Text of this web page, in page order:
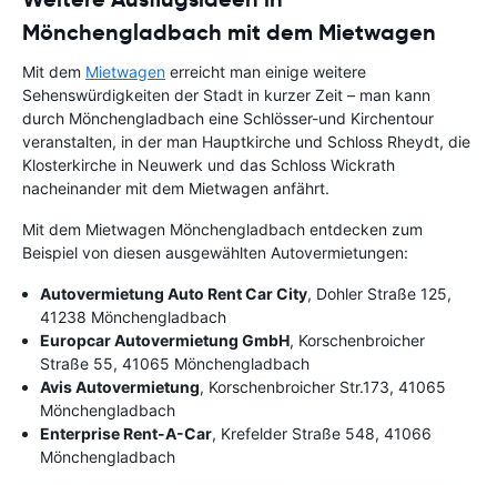
Mönchengladbach mit dem Mietwagen
Mit dem Mietwagen erreicht man einige weitere
Sehenswürdigkeiten der Stadt in kurzer Zeit – man kann
durch Mönchengladbach eine Schlösser-und Kirchentour
veranstalten, in der man Hauptkirche und Schloss Rheydt, die
Klosterkirche in Neuwerk und das Schloss Wickrath
nacheinander mit dem Mietwagen anfährt.
Mit dem Mietwagen Mönchengladbach entdecken zum
Beispiel von diesen ausgewählten Autovermietungen:
Autovermietung Auto Rent Car City, Dohler Straße 125,
41238 Mönchengladbach
Europcar Autovermietung GmbH, Korschenbroicher
Straße 55, 41065 Mönchengladbach
Avis Autovermietung, Korschenbroicher Str.173, 41065
Mönchengladbach
Enterprise Rent-A-Car, Krefelder Straße 548, 41066
Mönchengladbach